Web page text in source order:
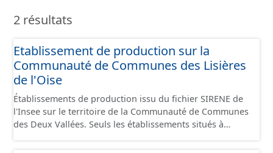
2 résultats
Etablissement de production sur la
Communauté de Communes des Lisières
de l'Oise
Établissements de production issu du fichier SIRENE de
l'Insee sur le territoire de la Communauté de Communes
des Deux Vallées. Seuls les établissements situés à